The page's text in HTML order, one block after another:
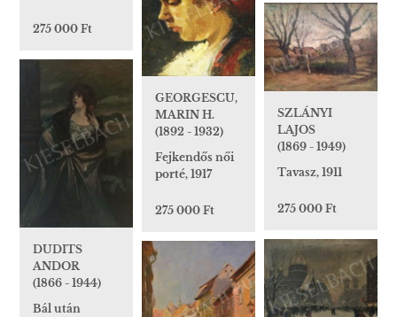
275 000 Ft
GEORGESCU,
MARIN H.
(1892 - 1932)
Fejkendős női
porté, 1917
275 000 Ft
SZLÁNYI
LAJOS
(1869 - 1949)
Tavasz, 1911
275 000 Ft
DUDITS
ANDOR
(1866 - 1944)
Bál után